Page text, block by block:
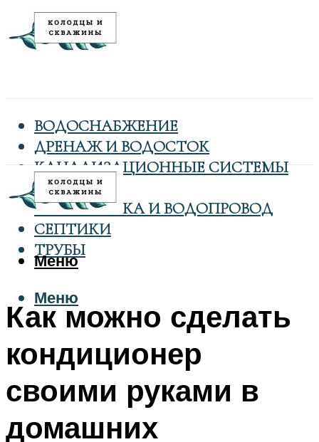
ВОДОСНАБЖЕНИЕ
ДРЕНАЖ И ВОДОСТОК
КАНАЛИЗАЦИОННЫЕ СИСТЕМЫ
КОЛОДЦЫ
САНТЕХНИКА И ВОДОПРОВОД
СЕПТИКИ
ТРУБЫ
Меню
Меню
Как можно сделать
кондиционер
своими руками в
домашних